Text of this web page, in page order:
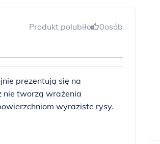
Produkt polubiło 0osób
prezentują się na
nie tworzą wrażenia
wyraziste rysy.